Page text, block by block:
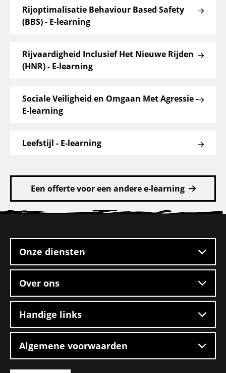
Rijoptimalisatie Behaviour Based Safety
(BBS) - E-learning
Rijvaardigheid Inclusief Het Nieuwe Rijden
(HNR) - E-learning
Sociale Veiligheid en Omgaan Met Agressie -
E-learning
Leefstijl - E-learning
Een offerte voor een andere e-learning
footer
Onze diensten
Over ons
Handige links
Algemene voorwaarden